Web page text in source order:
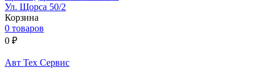
Ул. Щорса 50/2
Корзина
0 товаров
0 ₽
Авт Тех Сервис